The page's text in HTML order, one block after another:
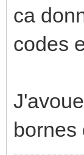
ca
codes
bornes